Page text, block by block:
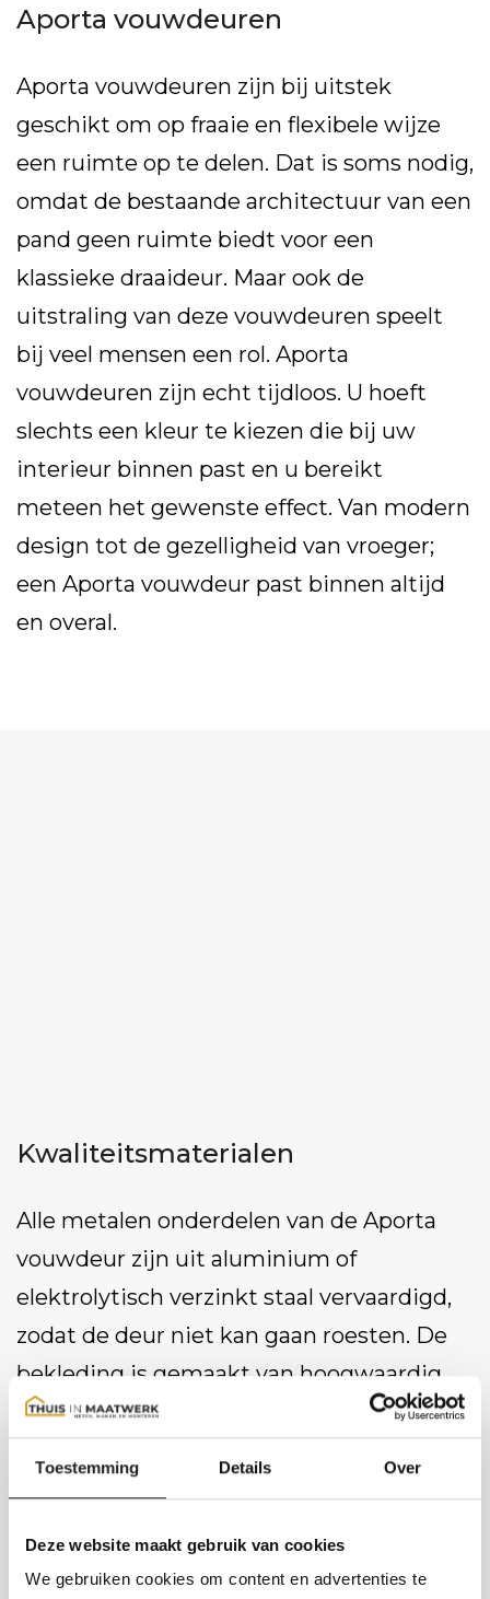
Toestemming Details Over
Deze website maakt gebruik van cookies
We gebruiken cookies om content en advertenties te
Aporta vouwdeuren
Aporta vouwdeuren zijn bij uitstek
geschikt om op fraaie en flexibele wijze
een ruimte op te delen. Dat is soms nodig,
omdat de bestaande architectuur van een
pand geen ruimte biedt voor een
klassieke draaideur. Maar ook de
uitstraling van deze vouwdeuren speelt
bij veel mensen een rol. Aporta
vouwdeuren zijn echt tijdloos. U hoeft
slechts een kleur te kiezen die bij uw
interieur binnen past en u bereikt
meteen het gewenste effect. Van modern
design tot de gezelligheid van vroeger;
een Aporta vouwdeur past binnen altijd
en overal.
Kwaliteitsmaterialen
Alle metalen onderdelen van de Aporta
vouwdeur zijn uit aluminium of
elektrolytisch verzinkt staal vervaardigd,
zodat de deur niet kan gaan roesten. De
bekleding is gemaakt van hoogwaardig,
kleurecht, vormvast en – als u dat wil –
Contact opnemen